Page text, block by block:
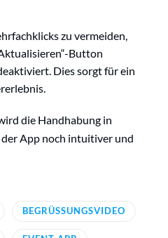
zu vermeiden,
Button
Dies sorgt für ein
die Handhabung in
App noch intuitiver und
BEGRÜSSUNGSVIDEO